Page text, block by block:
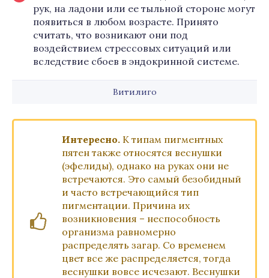
рук, на ладони или ее тыльной стороне могут
появиться в любом возрасте. Принято
считать, что возникают они под
воздействием стрессовых ситуаций или
вследствие сбоев в эндокринной системе.
Витилиго
Интересно. К типам пигментных
пятен также относятся веснушки
(эфелиды), однако на руках они не
встречаются. Это самый безобидный
и часто встречающийся тип
пигментации. Причина их
возникновения – неспособность
организма равномерно
распределять загар. Со временем
цвет все же распределяется, тогда
веснушки вовсе исчезают. Веснушки